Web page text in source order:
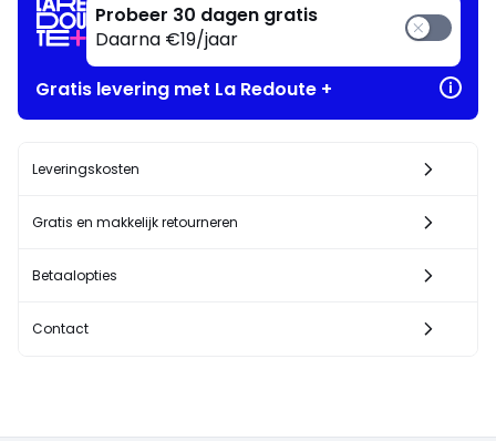
Probeer 30 dagen gratis
Daarna €19/jaar
Gratis levering met La Redoute +
Leveringskosten
Gratis en makkelijk retourneren
Betaalopties
Contact